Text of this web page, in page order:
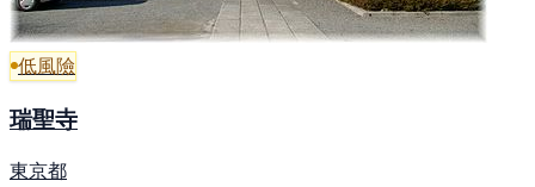
低風險
瑞聖寺
東京都